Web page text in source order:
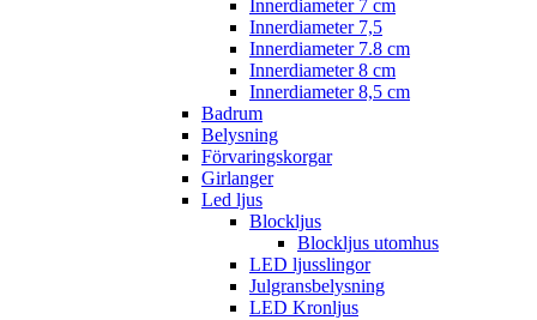
Innerdiameter 7 cm
Innerdiameter 7,5
Innerdiameter 7.8 cm
Innerdiameter 8 cm
Innerdiameter 8,5 cm
Badrum
Belysning
Förvaringskorgar
Girlanger
Led ljus
Blockljus
Blockljus utomhus
LED ljusslingor
Julgransbelysning
LED Kronljus